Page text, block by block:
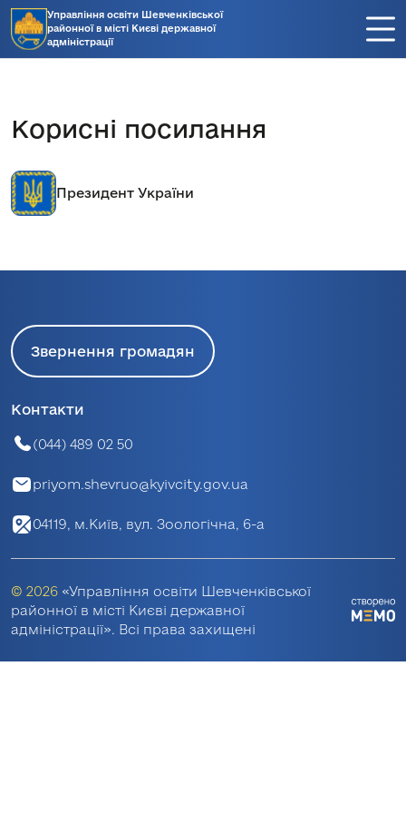
Управління освіти Шевченківської
районної в місті Києві державної
адміністрації
Корисні посилання
Президент України
Звернення громадян
Контакти
(044) 489 02 50
priyom.shevruo@kyivcity.gov.ua
04119, м.Київ, вул. Зоологічна, 6-а
© 2026 «Управління освіти Шевченківської
районної в місті Києві державної
адміністрації». Всі права захищені